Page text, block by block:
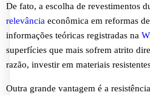
De fato, a escolha de revestimentos
relevância econômica em reformas
informações teóricas registradas na
superfícies que mais sofrem atrito
razão, investir em materiais
Outra grande vantagem é a